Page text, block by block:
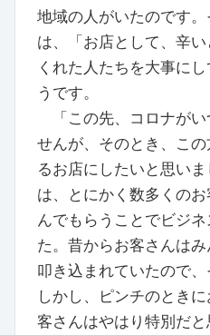
地域の人がいたのです
は、「お店として、辛
くれた人たちを大事に
うです。
「この先、コロナがい
せんが、そのとき、こ
るお店にしたいと思い
は、とにかく数多くの
んでもらうことでビジ
た。昔からお客さんは
叩き込まれていたので、
しかし、ピンチのとき
客さんはやはり特別だ